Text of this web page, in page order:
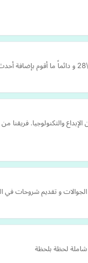
والتكنولوجيا. فريقنا
و تقديم شروحات في
لحظة بلحظة